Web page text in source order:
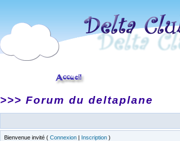
>>> Forum du deltaplane
Bienvenue invité ( Connexion | Inscription )